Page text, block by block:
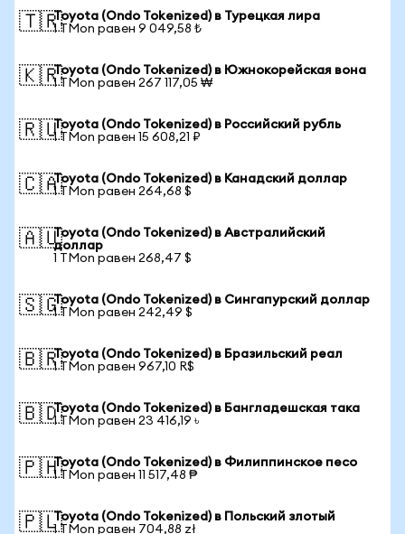
🇹🇷Toyota (Ondo Tokenized) в Турецкая лира
1 TMon равен 9 049,58 ₺
🇰🇷Toyota (Ondo Tokenized) в Южнокорейская вона
1 TMon равен 267 117,05 ₩
🇷🇺Toyota (Ondo Tokenized) в Российский рубль
1 TMon равен 15 608,21 ₽
🇨🇦Toyota (Ondo Tokenized) в Канадский доллар
1 TMon равен 264,68 $
🇦🇺Toyota (Ondo Tokenized) в Австралийский
доллар
1 TMon равен 268,47 $
🇸🇬Toyota (Ondo Tokenized) в Сингапурский доллар
1 TMon равен 242,49 $
🇧🇷Toyota (Ondo Tokenized) в Бразильский реал
1 TMon равен 967,10 R$
🇧🇩Toyota (Ondo Tokenized) в Бангладешская така
1 TMon равен 23 416,19 ৳
🇵🇭Toyota (Ondo Tokenized) в Филиппинское песо
1 TMon равен 11 517,48 ₱
🇵🇱Toyota (Ondo Tokenized) в Польский злотый
1 TMon равен 704,88 zł